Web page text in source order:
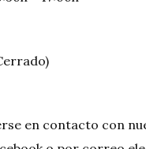
en contacto con